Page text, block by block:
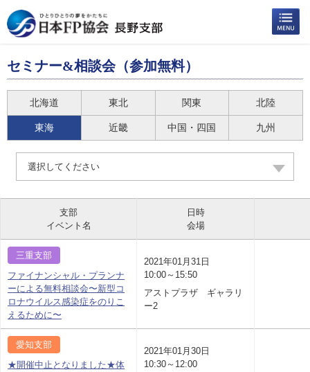
セミナー&相談会（参加無料）
北海道 東北 関東 北陸
東海 近畿 中国・四国 九州
選択してください
支部
イベント名
日時
会場
三重支部
ファイナンシャル・プランナ
ーによる無料相談会〜新型コ
ロナウイルス感染症をのりこ
えるために〜
2021年01月31日
10:00～15:50
アストプラザ ギャラリ
ー2
愛知支部
★開催中止となりました★体
2021年01月30日
10:30～12:00